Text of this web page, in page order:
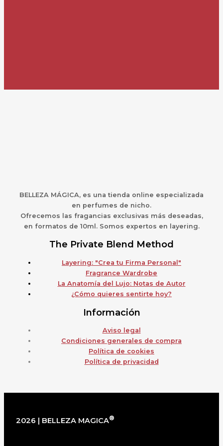
BELLEZA MÁGICA, es una tienda online especializada
en perfumes de nicho.
Ofrecemos las fragancias exclusivas más deseadas,
en formatos de 10ml. Somos expertos en layering.
The Private Blend Method
Layering: "Crea tu Firma Personal"
Fragrance Wardrobe
La Anatomía del Lujo: Notas de Autor
¿Cómo quieres sentirte hoy?
Información
Aviso legal
Condiciones generales de compra
Política de cookies
Política de privacidad
2026 | BELLEZA MAGICA®